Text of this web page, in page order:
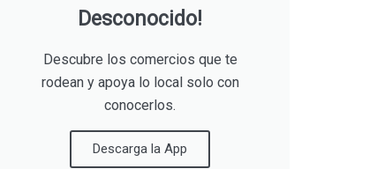
Desconocido!
Descubre los comercios que te
rodean y apoya lo local solo con
conocerlos.
Descarga la App